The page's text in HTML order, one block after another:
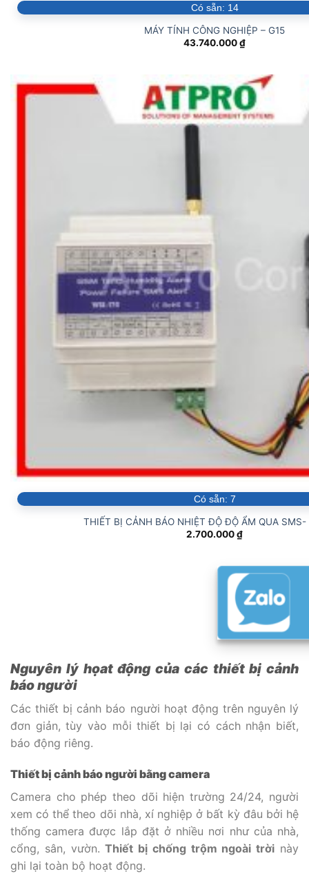
Có sẵn: 14
MÁY TÍNH CÔNG NGHIỆP – G15
43.740.000₫
Có sẵn: 7
THIẾT BỊ CẢNH BÁO NHIỆT ĐỘ ĐỘ ẨM QUA
2.700.000₫
Nguyên lý họat động của các thiết bị cảnh
báo người
Các thiết bị cảnh báo người hoạt động trên nguyên lý
đơn giản, tùy vào mỗi thiết bị lại có cách nhận biết,
báo động riêng.
Thiết bị cảnh báo người bằng camera
Camera cho phép theo dõi hiện trường 24/24, người
xem có thể theo dõi nhà, xí nghiệp ở bất kỳ đâu bởi hệ
thống camera được lắp đặt ở nhiều nơi như của nhà,
cổng, sân, vườn.Thiết bị chống trộm ngoài trời này
ghi lại toàn bộ hoạt động.